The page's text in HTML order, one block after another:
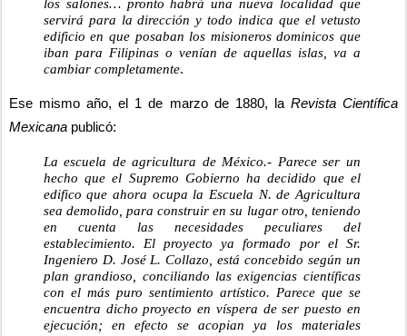
los salones… pronto habrá una nueva localidad que
servirá para la dirección y todo indica que el vetusto
edificio en que posaban los misioneros dominicos que
iban para Filipinas o venían de aquellas islas, va a
cambiar completamente.
Ese mismo año, el 1 de marzo de 1880, la Revista Científica
Mexicana publicó:
La escuela de agricultura de México.- Parece ser un
hecho que el Supremo Gobierno ha decidido que el
edifico que ahora ocupa la Escuela N. de Agricultura
sea demolido, para construir en su lugar otro, teniendo
en cuenta las necesidades peculiares del
establecimiento. El proyecto ya formado por el Sr.
Ingeniero D. José L. Collazo, está concebido según un
plan grandioso, conciliando las exigencias científicas
con el más puro sentimiento artístico. Parece que se
encuentra dicho proyecto en víspera de ser puesto en
ejecución; en efecto se acopian ya los materiales